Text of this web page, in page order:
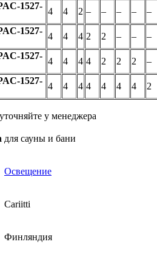
1527-
4 4 2 – – – –
–
1527-
4 4 4 2 2 – –
–
1527-
4 4 4 4 2 2 2
–
1527-
4 4 4 4 4 4 4 2
у менеджера
для сауны и бани
Освещение
Cariitti
Финляндия